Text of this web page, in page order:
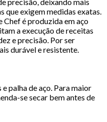
que exigem medidas exatas.
Chef é produzida em aço
a execução de receitas
e precisão. Por ser
durável e resistente.
palha de aço. Para maior
se secar bem antes de